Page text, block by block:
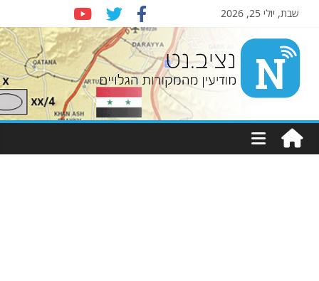
שבת, יולי 25, 2026
Nziv.net
מודיעין
מהמקורות